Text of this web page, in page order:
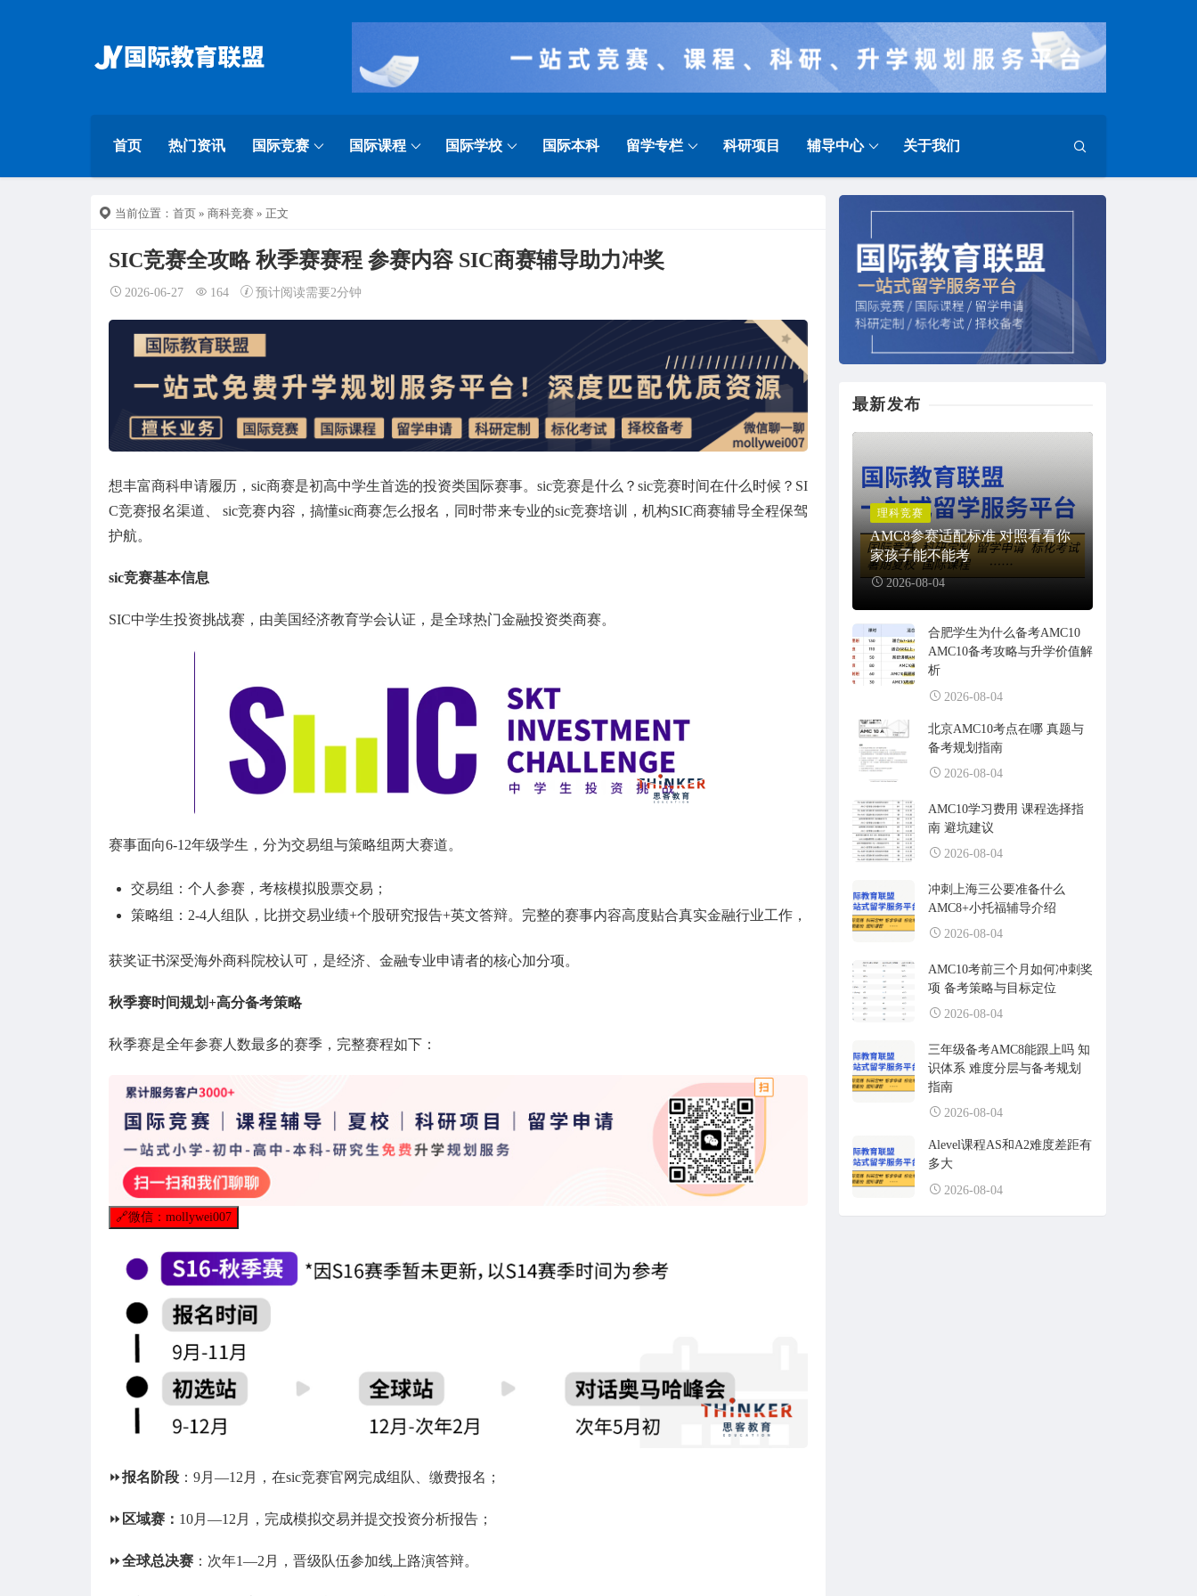
首页 热门资讯 国际竞赛 国际课程 国际学校 国际本科 留学专栏 科研项目 辅导中心 关于我们
当前位置： 首页 » 商科竞赛 » 正文
SIC竞赛全攻略 秋季赛赛程 参赛内容 SIC商赛辅导助力冲奖
2026-06-27 164 预计阅读需要2分钟
想丰富商科申请履历，sic商赛是初高中学生首选的投资类国际赛事。sic竞赛是什么？sic竞赛时间在什么时候？SI
C竞赛报名渠道、 sic竞赛内容，搞懂sic商赛怎么报名，同时带来专业的sic竞赛培训，机构SIC商赛辅导全程保驾
护航。
sic竞赛基本信息
SIC中学生投资挑战赛，由美国经济教育学会认证，是全球热门金融投资类商赛。
赛事面向6-12年级学生，分为交易组与策略组两大赛道。
交易组：个人参赛，考核模拟股票交易；
策略组：2-4人组队，比拼交易业绩+个股研究报告+英文答辩。完整的赛事内容高度贴合真实金融行业工作，
获奖证书深受海外商科院校认可，是经济、金融专业申请者的核心加分项。
秋季赛时间规划+高分备考策略
秋季赛是全年参赛人数最多的赛季，完整赛程如下：
🔗微信：mollywei007
⏩报名阶段 ：9月—12月，在sic竞赛官网完成组队、缴费报名；
⏩ 区域赛： 10月—12月，完成模拟交易并提交投资分析报告；
⏩全球总决赛 ：次年1—2月，晋级队伍参加线上路演答辩。
最新发布
理科竞赛
AMC8参赛适配标准 对照看看你
家孩子能不能考
2026-08-04
合肥学生为什么备考AMC10
AMC10备考攻略与升学价值解
析
2026-08-04
北京AMC10考点在哪 真题与
备考规划指南
2026-08-04
AMC10学习费用 课程选择指
南 避坑建议
2026-08-04
冲刺上海三公要准备什么
AMC8+小托福辅导介绍
2026-08-04
AMC10考前三个月如何冲刺奖
项 备考策略与目标定位
2026-08-04
三年级备考AMC8能跟上吗 知
识体系 难度分层与备考规划
指南
2026-08-04
Alevel课程AS和A2难度差距有
多大
2026-08-04